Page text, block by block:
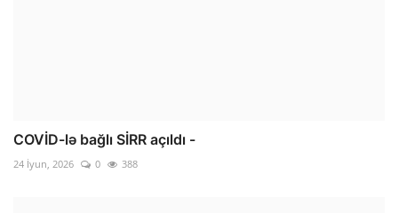
COVİD-lə bağlı SİRR açıldı -
24 İyun, 2026 0 388